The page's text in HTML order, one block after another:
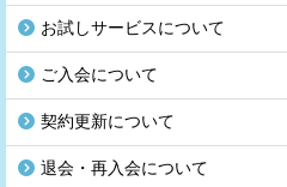
お試しサービスについて
ご入会について
契約更新について
退会・再入会について